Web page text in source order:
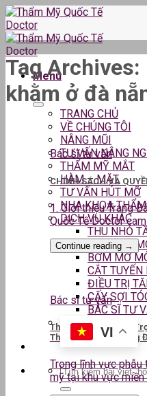
Skip
to
content
Menu
TRANG CHỦ
VỀ CHÚNG TÔI
NÂNG MŨI
TƯ VẤN NÂNG
THẨM MỸ MẮT
HÀM – MẶT
TƯ VẤN HÚT MỠ
NHA KHOA
DỊCH VỤ KHÁC
THU NHỎ
THU GỌN
BƠM MỠ
CẮT
ĐIỀU TRỊ
CẤY SỢI
BÁC SĨ TƯ
VI
Tag Archives:
khằm ở đà
Bác sĩ tư vấn
CHÍNH SÁCH VÀ
1. Giới thiệu Trang
Quốc Tế Doctor cam
Continue reading →
Bác sĩ tư vấn
ThS.BS CKII Lê Kim
Thuật Thẩm Mỹ Hàng
Trong lĩnh vực phẫu
mỹ tại khu vực miền